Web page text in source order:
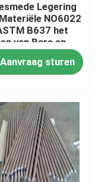
Legering
NO6022
B637 het
van Bars en
Aanvraag sturen